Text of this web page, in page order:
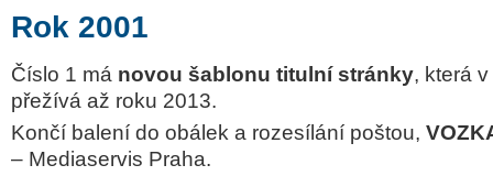
Rok 2001
Číslo 1 má novou šablonu titulní stránky, která
přežívá až roku 2013.
Končí balení do obálek a rozesílání poštou,
– Mediaservis Praha.